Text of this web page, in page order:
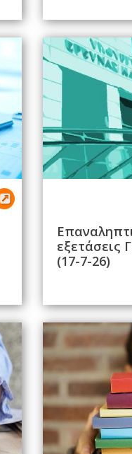
εξετάσεις
(17-7-26)